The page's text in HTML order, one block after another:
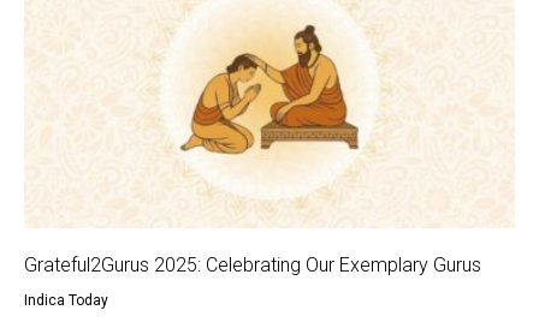
Grateful2Gurus 2025: Celebrating Our Exemplary Gurus
Indica Today